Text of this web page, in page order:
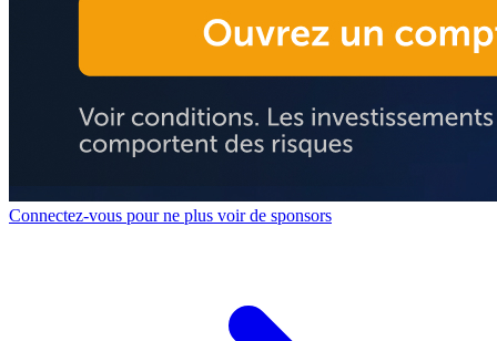
Connectez-vous pour ne plus voir de sponsors